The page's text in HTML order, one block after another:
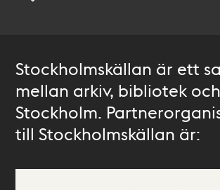
Stockholmskällan är ett
mellan arkiv, bibliotek
Stockholm.
till Stockholmskällan är: